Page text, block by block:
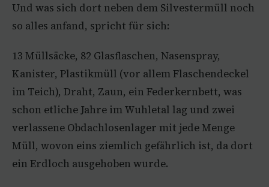
Und was sich dort neben dem Silvestermüll noch
so alles anfand, spricht für sich:
13 Müllsäcke, 82 Glasflaschen, Nasenspray,
Kanister, Plastikmüll (vor allem Flaschendeckel
im Teich), Draht, Zaun, ein Federkernbett, was
schon etliche Jahre im Wuhletal lag und zwei
verlassene Obdachlosenlager mit jede Menge
Müll, wovon eins ziemlich gefährlich ist, da dort
ein Erdloch ausgehoben wurde.